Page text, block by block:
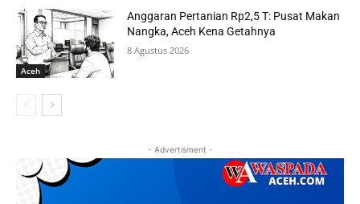
Aceh
Anggaran Pertanian Rp2,5 T: Pusat Makan
Nangka, Aceh Kena Getahnya
8 Agustus 2026
- Advertisment -